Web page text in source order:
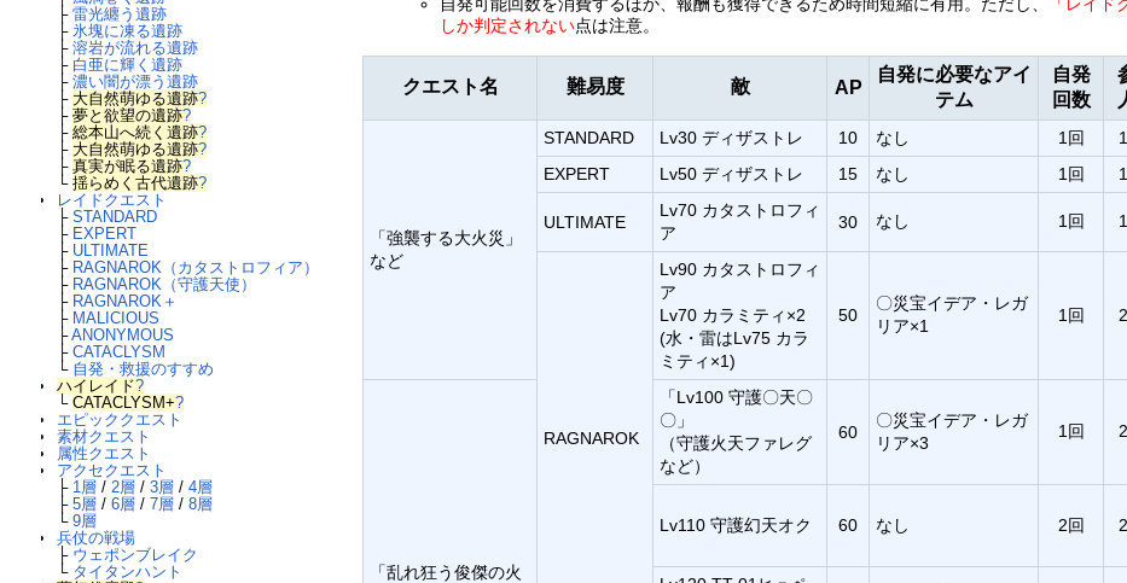
├ 雷光纏う遺跡
├ 氷塊に凍る遺跡
├ 溶岩が流れる遺跡
├ 白亜に輝く遺跡
├ 濃い闇が漂う遺跡
├ 大自然萌ゆる遺跡?
├ 夢と欲望の遺跡?
├ 総本山へ続く遺跡?
├ 大自然萌ゆる遺跡?
├ 真実が眠る遺跡?
└ 揺らめく古代遺跡?
レイドクエスト
├ STANDARD
├ EXPERT
├ ULTIMATE
├ RAGNAROK（カタストロフィア）
├ RAGNAROK（守護天使）
├ RAGNAROK＋
├ MALICIOUS
├ANONYMOUS
├ CATACLYSM
└ 自発・救援のすすめ
ハイレイド?
└ CATACLYSM+?
エピッククエスト
素材クエスト
属性クエスト
アクセクエスト
├ 1層/ 2層/ 3層/ 4層
├ 5層/ 6層/ 7層/ 8層
└ 9層
兵仗の戦場
├ ウェポンブレイク
└ タイタンハント
自発可能回数を消費するほか、報酬も獲得できるため時間短縮に有用。ただし、
「レイ
しか判定されない点は注意。
クエスト名 難易度 敵 AP
自発に必要なアイ
テム
自発
回数
「強襲する大火災」
など
STANDARD Lv30 ディザストレ 10 なし 1回
EXPERT
Lv50 ディザストレ 15 なし 1回
ULTIMATE
Lv70 カタストロフィ
ア
30 なし 1回
RAGNAROK
Lv90 カタストロフィ
ア
Lv70 カラミティ×2
(水・雷はLv75 カラ
ミティ×1)
50
〇災宝イデア・レガ
リア×1
1回
「乱れ狂う俊傑の火
「Lv100 守護〇天〇
〇」
（守護火天ファレグ
など）
60
〇災宝イデア・レガ
リア×3
1回
Lv110 守護幻天オク 60 なし 2回